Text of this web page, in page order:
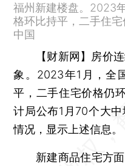
福州新建楼盘。2023
格环比持平，二手住
中国
【财新网】 房价
象。2023年1月，全
平，二手住宅价格仍
计局公布1月70个大
情况，显示上述信息。
新建商品住宅方面